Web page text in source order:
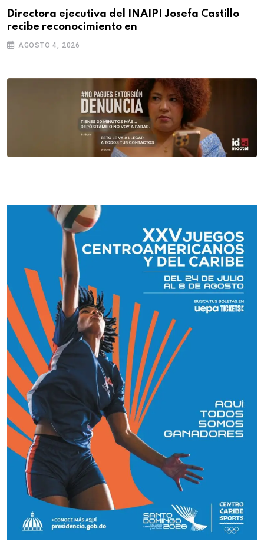
Directora ejecutiva del INAIPI Josefa Castillo
recibe reconocimiento en
AGOSTO 4, 2026